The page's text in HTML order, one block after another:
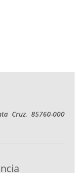
Cruz, 85760-000